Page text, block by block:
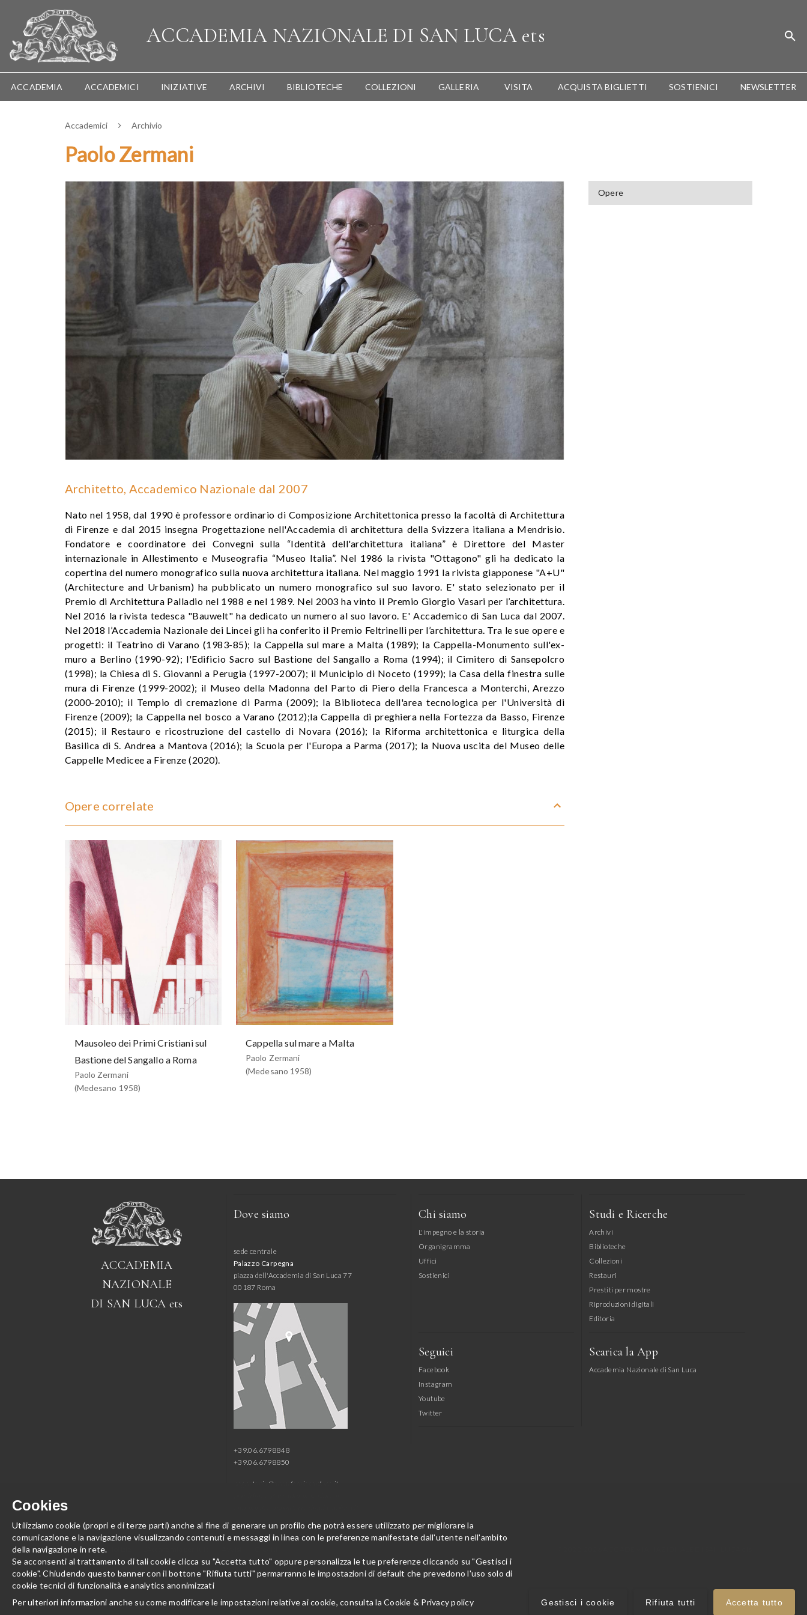
ACCADEMIA NAZIONALE DI SAN LUCA ets
ACCADEMIA ACCADEMICI INIZIATIVE ARCHIVI BIBLIOTECHE COLLEZIONI GALLERIA VISITA ACQUISTA BIGLIETTI SOSTIENICI NEWSLETTER
Accademici Archivio
Paolo Zermani
Architetto, Accademico Nazionale dal 2007
Nato nel 1958, dal 1990 è professore ordinario di Composizione Architettonica presso la facoltà di Architettura
di Firenze e dal 2015 insegna Progettazione nell'Accademia di architettura della Svizzera italiana a Mendrisio.
Fondatore e coordinatore dei Convegni sulla “Identità dell'architettura italiana” è Direttore del Master
internazionale in Allestimento e Museografia “Museo Italia”. Nel 1986 la rivista "Ottagono" gli ha dedicato la
copertina del numero monografico sulla nuova architettura italiana. Nel maggio 1991 la rivista giapponese "A+U"
(Architecture and Urbanism) ha pubblicato un numero monografico sul suo lavoro. E' stato selezionato per il
Premio di Architettura Palladio nel 1988 e nel 1989. Nel 2003 ha vinto il Premio Giorgio Vasari per l’architettura.
Nel 2016 la rivista tedesca "Bauwelt" ha dedicato un numero al suo lavoro. E' Accademico di San Luca dal 2007.
Nel 2018 l’Accademia Nazionale dei Lincei gli ha conferito il Premio Feltrinelli per l’architettura. Tra le sue opere e
progetti: il Teatrino di Varano (1983-85); la Cappella sul mare a Malta (1989); la Cappella-Monumento sull'ex-
muro a Berlino (1990-92); l'Edificio Sacro sul Bastione del Sangallo a Roma (1994); il Cimitero di Sansepolcro
(1998); la Chiesa di S. Giovanni a Perugia (1997-2007); il Municipio di Noceto (1999); la Casa della finestra sulle
mura di Firenze (1999-2002); il Museo della Madonna del Parto di Piero della Francesca a Monterchi, Arezzo
(2000-2010); il Tempio di cremazione di Parma (2009); la Biblioteca dell'area tecnologica per l'Università di
Firenze (2009); la Cappella nel bosco a Varano (2012);la Cappella di preghiera nella Fortezza da Basso, Firenze
(2015); il Restauro e ricostruzione del castello di Novara (2016); la Riforma architettonica e liturgica della
Basilica di S. Andrea a Mantova (2016); la Scuola per l'Europa a Parma (2017); la Nuova uscita del Museo delle
Cappelle Medicee a Firenze (2020).
Opere correlate
Mausoleo dei Primi Cristiani sul
Bastione del Sangallo a Roma
Paolo Zermani
(Medesano 1958)
Cappella sul mare a Malta
Paolo Zermani
(Medesano 1958)
Opere
ACCADEMIA
NAZIONALE
DI SAN LUCA ets
Dove siamo
sede centrale
Palazzo Carpegna
piazza dell'Accademia di San Luca 77
00187 Roma
+39.06.6798848
+39.06.6798850
segreteria@accademiasanluca.it
Chi siamo
L'impegno e la storia
Organigramma
Uffici
Sostienici
Studi e Ricerche
Archivi
Biblioteche
Collezioni
Restauri
Prestiti per mostre
Riproduzioni digitali
Editoria
Seguici
Facebook
Instagram
Youtube
Twitter
Scarica la App
Accademia Nazionale di San Luca
Area Stampa
Preferenze cookie
Cookies
Utilizziamo cookie (propri e di terze parti) anche al fine di generare un profilo che potrà essere utilizzato per migliorare la
comunicazione e la navigazione visualizzando contenuti e messaggi in linea con le preferenze manifestate dall'utente nell'ambito
della navigazione in rete.
Se acconsenti al trattamento di tali cookie clicca su "Accetta tutto" oppure personalizza le tue preferenze cliccando su "Gestisci i
cookie". Chiudendo questo banner con il bottone "Rifiuta tutti" permarranno le impostazioni di default che prevedono l'uso solo di
cookie tecnici di funzionalità e analytics anonimizzati
Per ulteriori informazioni anche su come modificare le impostazioni relative ai cookie, consulta la Cookie & Privacy policy Gestisci i cookie Rifiuta tutti Accetta tutto